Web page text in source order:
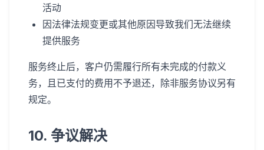
活动
因法律法规变更或其他原因导致我们无法继续
提供服务
服务终止后，客户仍需履行所有未完成的付款义
务，且已支付的费用不予退还，除非服务协议另有
规定。
10. 争议解决